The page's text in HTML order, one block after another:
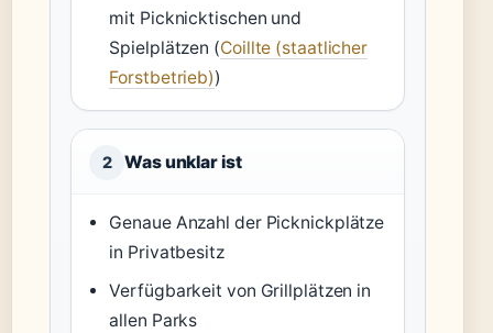
mit Picknicktischen und
Spielplätzen (Coillte (staatlicher
Forstbetrieb))
2 Was unklar ist
Genaue Anzahl der Picknickplätze
in Privatbesitz
Verfügbarkeit von Grillplätzen in
allen Parks